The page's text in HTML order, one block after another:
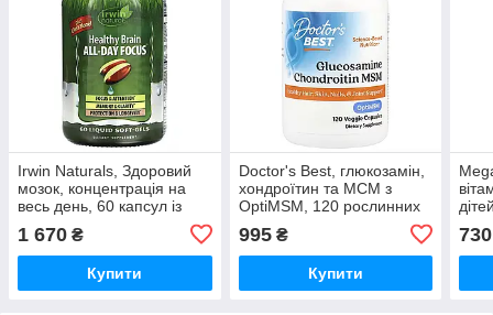
Irwin Naturals, Здоровий
мозок, концентрація на
весь день, 60 капсул із
1 670 ₴
Купити
Doctor's Best, глюкозамін,
хондроїтин та МСМ з
OptiMSM, 120 рослинних
995₴
Купити
730